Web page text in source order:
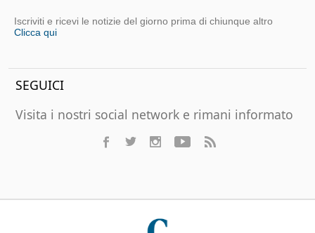
Iscriviti e ricevi le notizie del giorno prima di chiunque altro
Clicca qui
SEGUICI
Visita i nostri social network e rimani informato